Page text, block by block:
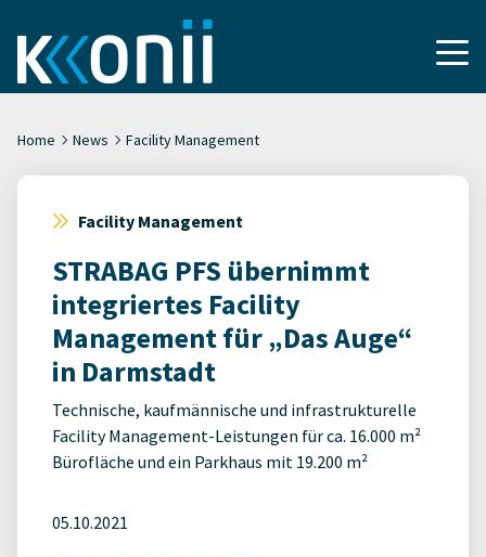
Home News Facility Management
Facility Management
STRABAG PFS übernimmt
integriertes Facility
Management für „Das Auge“
in Darmstadt
Technische, kaufmännische und infrastrukturelle
Facility Management-Leistungen für ca. 16.000 m²
Bürofläche und ein Parkhaus mit 19.200 m²
05.10.2021